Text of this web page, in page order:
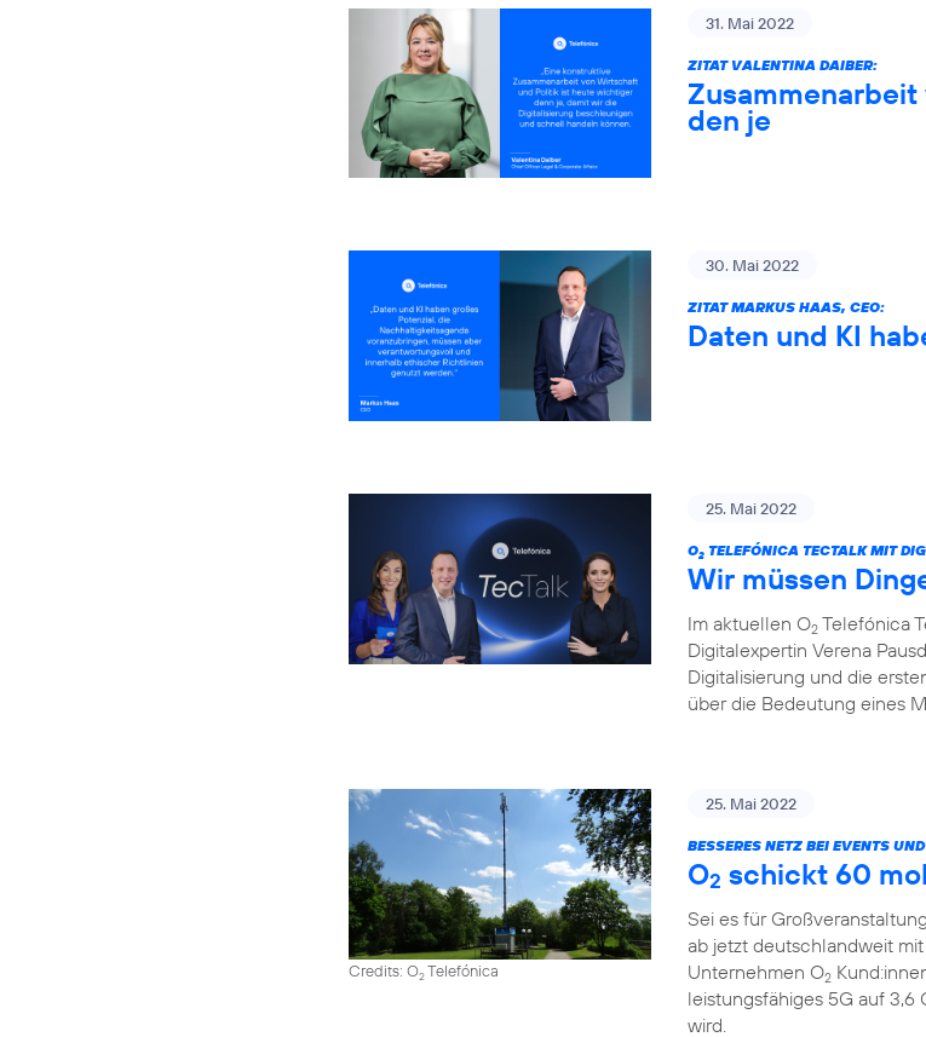
31. Mai 2022
ZITAT VALENTINA DAIBER:
den je
30. Mai 2022
ZITAT MARKUS HAAS, CEO:
Daten und KI
25. Mai 2022
O2 TELEFÓNICA TECTALK MIT
Wir müssen
Im aktuellen O2 Telefónica
Digitalexpertin Verena
Digitalisierung und die
über die Bedeutung eines
Credits: O2Telefónica
25. Mai 2022
BESSERES NETZ BEI EVENTS
O2 schickt 60
Sei es für
ab jetzt deutschlandweit
Unternehmen O2
leistungsfähiges 5G auf
wird.